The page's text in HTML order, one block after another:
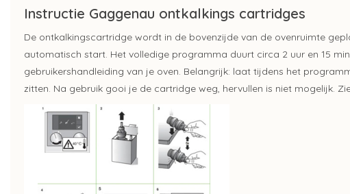
Instructie Gaggenau ontkalkings cartridges
De ontkalkingscartridge wordt in de bovenzijde van de ovenruimte
automatisch start. Het volledige programma duurt circa 2 uur en 15
gebruikershandleiding van je oven. Belangrijk: laat tijdens het
zitten. Na gebruik gooi je de cartridge weg, hervullen is niet mogelijk.